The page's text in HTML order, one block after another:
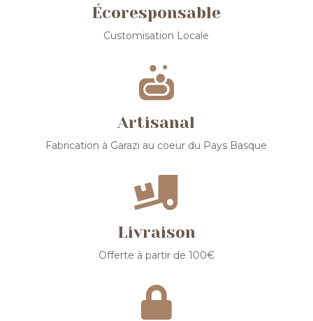
Écoresponsable
Customisation Locale

Artisanal
Fabrication à Garazi au coeur du Pays Basque

Livraison
Offerte à partir de 100€
